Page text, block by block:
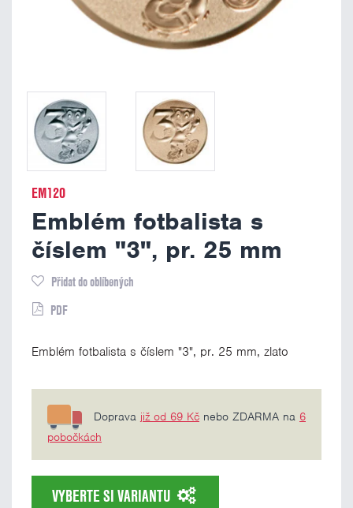
EM120
Emblém fotbalista s
číslem "3", pr. 25 mm
Přidat do oblíbených
PDF
Emblém fotbalista s číslem "3", pr. 25 mm, zlato
Doprava již od 69 Kč nebo ZDARMA na 6
pobočkách
VYBERTE SI VARIANTU